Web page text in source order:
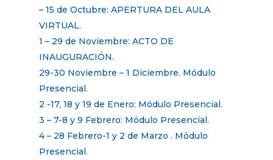
– 15 de Octubre: APERTURA DEL AULA
VIRTUAL.
1 – 29 de Noviembre: ACTO DE
INAUGURACIÓN.
29-30 Noviembre – 1 Diciembre. Módulo
Presencial.
2 -17, 18 y 19 de Enero: Módulo Presencial.
3 – 7-8 y 9 Febrero: Módulo Presencial.
4 – 28 Febrero-1 y 2 de Marzo . Módulo
Presencial.